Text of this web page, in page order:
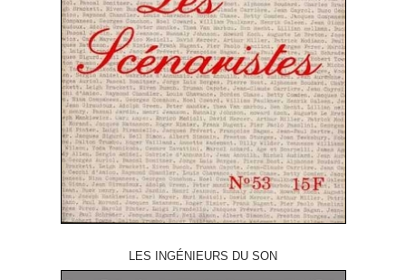
LES INGÉNIEURS DU SON